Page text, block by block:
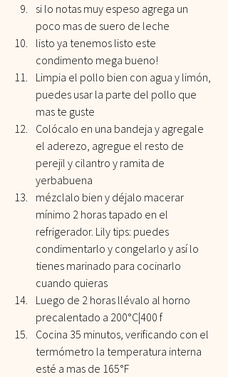
si lo notas muy espeso agrega un
poco mas de suero de leche
listo ya tenemos listo este
condimento mega bueno!
Limpia el pollo bien con agua y limón,
puedes usar la parte del pollo que
mas te guste
Colócalo en una bandeja y agregale
el aderezo, agregue el resto de
perejil y cilantro y ramita de
yerbabuena
mézclalo bien y déjalo macerar
mínimo 2 horas tapado en el
refrigerador. Lily tips: puedes
condimentarlo y congelarlo y así lo
tienes marinado para cocinarlo
cuando quieras
Luego de 2 horas llévalo al horno
precalentado a 200°C|400 f
Cocina 35 minutos, verificando con el
termómetro la temperatura interna
esté a mas de 165°F